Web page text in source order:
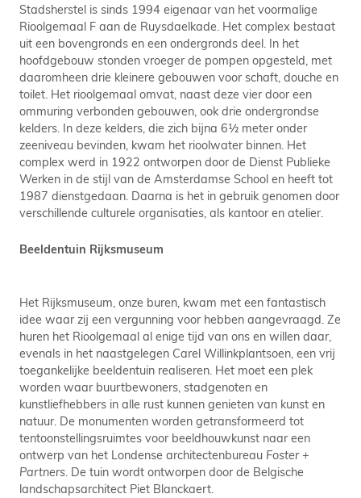
Stadsherstel is sinds 1994 eigenaar van het voormalige
Rioolgemaal F aan de Ruysdaelkade. Het complex bestaat
uit een bovengronds en een ondergronds deel. In het
hoofdgebouw stonden vroeger de pompen opgesteld, met
daaromheen drie kleinere gebouwen voor schaft, douche en
toilet. Het rioolgemaal omvat, naast deze vier door een
ommuring verbonden gebouwen, ook drie ondergrondse
kelders. In deze kelders, die zich bijna 6½ meter onder
zeeniveau bevinden, kwam het rioolwater binnen. Het
complex werd in 1922 ontworpen door de Dienst Publieke
Werken in de stijl van de Amsterdamse School en heeft tot
1987 dienstgedaan. Daarna is het in gebruik genomen door
verschillende culturele organisaties, als kantoor en atelier.
Beeldentuin Rijksmuseum
Het Rijksmuseum, onze buren, kwam met een fantastisch
idee waar zij een vergunning voor hebben aangevraagd. Ze
huren het Rioolgemaal al enige tijd van ons en willen daar,
evenals in het naastgelegen Carel Willinkplantsoen, een vrij
toegankelijke beeldentuin realiseren. Het moet een plek
worden waar buurtbewoners, stadgenoten en
kunstliefhebbers in alle rust kunnen genieten van kunst en
natuur. De monumenten worden getransformeerd tot
tentoonstellingsruimtes voor beeldhouwkunst naar een
ontwerp van het Londense architectenbureau Foster +
Partners. De tuin wordt ontworpen door de Belgische
landschapsarchitect Piet Blanckaert.